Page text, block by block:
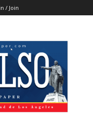
/ Join